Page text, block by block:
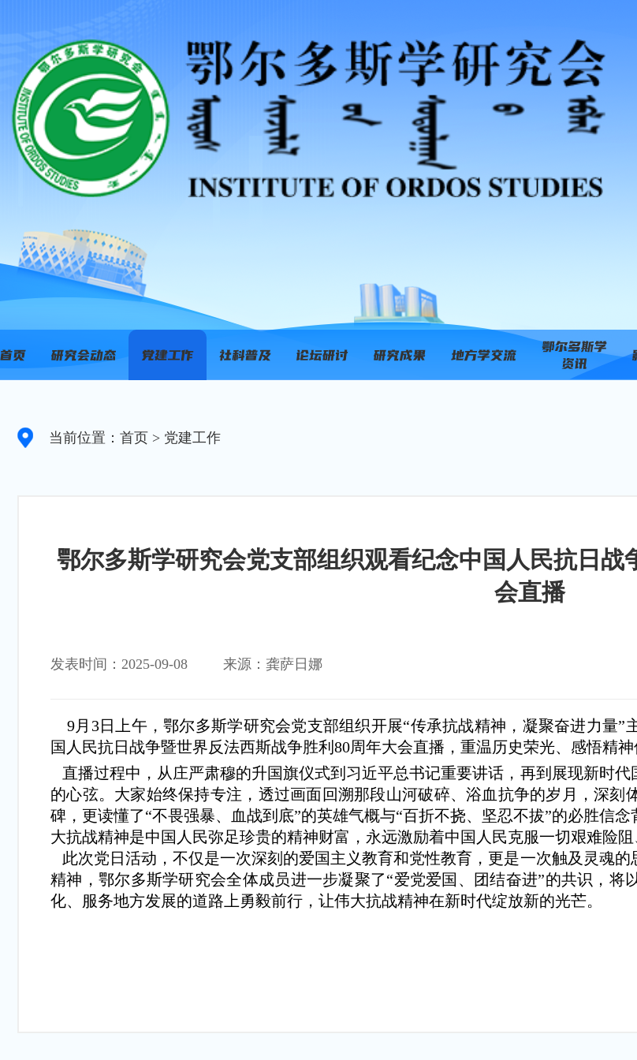
当前位置：首页 > 党建工作
鄂尔多斯学研究会党支部组织观看纪念中国人民抗日战
会直播
发表时间：2025-09-08 来源：龚萨日娜
9月3日上午，鄂尔多斯学研究会党支部组织开展“传承抗战精神，凝聚奋进力量
国人民抗日战争暨世界反法西斯战争胜利80周年大会直播，重温历史荣光、感悟精神
直播过程中，从庄严肃穆的升国旗仪式到习近平总书记重要讲话，再到展现新时
的心弦。大家始终保持专注，透过画面回溯那段山河破碎、浴血抗争的岁月，深
碑，更读懂了“不畏强暴、血战到底”的英雄气概与“百折不挠、坚忍不拔”的必胜信
大抗战精神是中国人民弥足珍贵的精神财富，永远激励着中国人民克服一切艰难险阻
此次党日活动，不仅是一次深刻的爱国主义教育和党性教育，更是一次触及灵魂
精神，鄂尔多斯学研究会全体成员进一步凝聚了“爱党爱国、团结奋进”的共识，
化、服务地方发展的道路上勇毅前行，让伟大抗战精神在新时代绽放新的光芒。